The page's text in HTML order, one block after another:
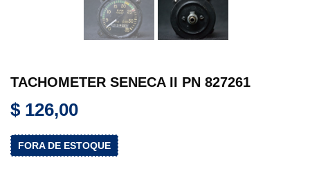
TACHOMETER SENECA II PN 827261
$ 126,00
FORA DE ESTOQUE